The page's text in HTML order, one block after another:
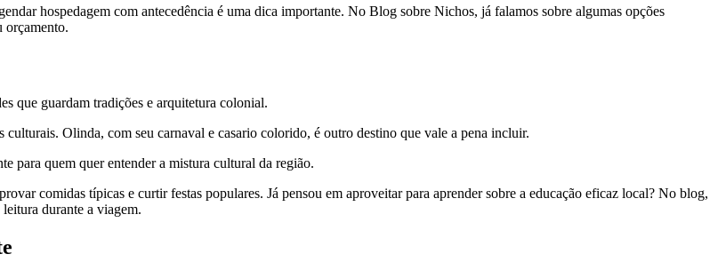
hospedagem com antecedência é uma dica importante. No Blog sobre Nichos, já falamos sobre algumas opções
orçamento.
que guardam tradições e arquitetura colonial.
Olinda, com seu carnaval e casario colorido, é outro destino que vale a pena incluir.
para quem quer entender a mistura cultural da região.
comidas típicas e curtir festas populares. Já pensou em aproveitar para aprender sobre a educação eficaz local? No blog,
durante a viagem.